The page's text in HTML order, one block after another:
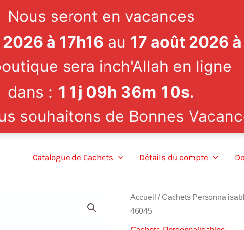
Nous seront en vacances
à 17h16 au 17 août 2026
sera inch'Allah en ligne
dans : 11j 09h 36m 09s.
souhaitons de Bonnes
Catalogue de Cachets Détails du compte
Accueil / Cachets
46045